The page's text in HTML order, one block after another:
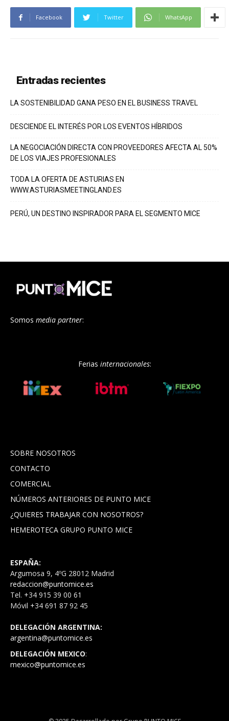
Facebook Twitter WhatsApp
Entradas recientes
LA SOSTENIBILIDAD GANA PESO EN EL BUSINESS TRAVEL
DESCIENDE EL INTERÉS POR LOS EVENTOS HÍBRIDOS
LA NEGOCIACIÓN DIRECTA CON PROVEEDORES AFECTA AL 50%
DE LOS VIAJES PROFESIONALES
TODA LA OFERTA DE ASTURIAS EN
WWW.ASTURIASMEETINGLAND.ES
PERÚ, UN DESTINO INSPIRADOR PARA EL SEGMENTO MICE
Somos media partner:
Ferias internacionales:
SOBRE NOSOTROS
CONTACTO
COMERCIAL
NÚMEROS ANTERIORES DE PUNTO MICE
¿QUIERES TRABAJAR CON NOSOTROS?
HEMEROTECA GRUPO PUNTO MICE
ESPAÑA:
Argumosa 9, 4ºG 28012 Madrid
redaccion@puntomice.es
Tel. +34 915 39 00 61
Móvil +34 691 87 92 45
DELEGACIÓN ARGENTINA:
argentina@puntomice.es
DELEGACIÓN MEXICO:
mexico@puntomice.es